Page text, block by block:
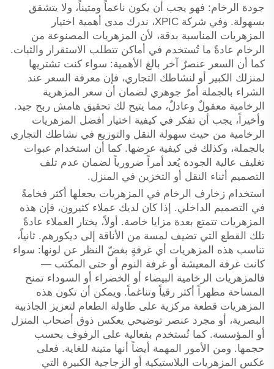
جودة الرخام: فهو يجب أن يكون ناعماً ومتيناً، ولا يتشقق
بسهولة. وفي شركة XPIC، ندرك مدى أهمية اختيار
المزهريات المناسبة بدقة، لأن المزهريات المصنوعة من
الرخام عادةً ما تُستخدم في أماكن تتطلب الاستقرار والثبات.
كما أن السعر عنصرٌ آخر بالغ الأهمية: سواء كنت تشتريها
لمنزلك الكبير أو لنشاطك التجاري، فإن معرفة السعر عند
الشراء بالجملة أمرٌ جوهري لضمان أن سعر المزهرية
الرخامية معقولٌ وعادلٌ، مما يتيح لك تحقيق هامش ربح جيد.
وأخيراً، يجب أن تفكر في كيفية اختيار أفضل المزهريات
الرخامية من حيث سهولة النقل والتوزيع في نشاطك التجاري
بالجملة، وكذلك في كيفية عرضها. كما أن استخدام عبوات
تغليف عالية الجودة يُعد أمراً ضرورياً لضمان عدم تلف
التصميم أثناء النقل أو التخزين في المنزل.
استخدام زخارف الرخام في المزهريات يجعلها أكثر فخامةً
في التصميم الداخلي. إذا كان لديك عملاء كثيرون، فإن هذه
المزهريات تتمتع بعدة مزايا خاصة. أولاً، يختار العملاء عادةً
تلك القطع التي تضيف لمسة من الأناقة إلى ديكورهم. ثانياً،
تناسب هذه المزهريات أي غرفةٍ بغضّ النظر عن لونها: سواء
كانت غرفة المعيشة أو غرفة النوم أو حتى المكتب —
فالمزهريات الرخامية البيضاء أو الخضراء أو السوداء تمنح
المساحة مظهراً أكثر رقياً وتناغماً. ويمكن أن تكون هذه
المزهريات قطعة مركزية على طاولة الطعام لتعزيز الجاذبية
البصرية، أو مجرد عنصر توضيحي يعكس ذوق أصحاب المنزل
أو المؤسسة. كما تُستخدم بفعالية على الرفوف بحسب
حجمها. ومن الأمور المهمة أيضاً أنها متينة للغاية. فعلى
عكس المزهريات البلاستيكية أو الزجاجية الكبيرة التي